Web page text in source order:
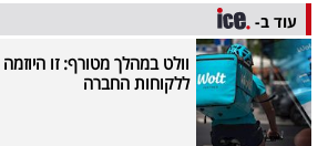
עוד ב-
וולט במהלך מטורף: זו
ללקוחות החברה